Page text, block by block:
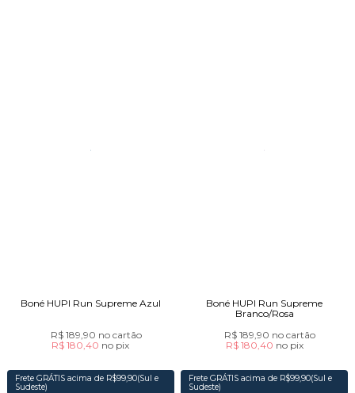
Boné HUPI Run Supreme Azul
R$ 189,90 no cartão
R$ 180,40 no pix
Frete GRÁTIS acima de R$99,90(Sul e
Sudeste)
Boné HUPI Run Supreme
Branco/Rosa
R$ 189,90 no cartão
R$ 180,40 no pix
Frete GRÁTIS acima de R$99,90(Sul e
Sudeste)